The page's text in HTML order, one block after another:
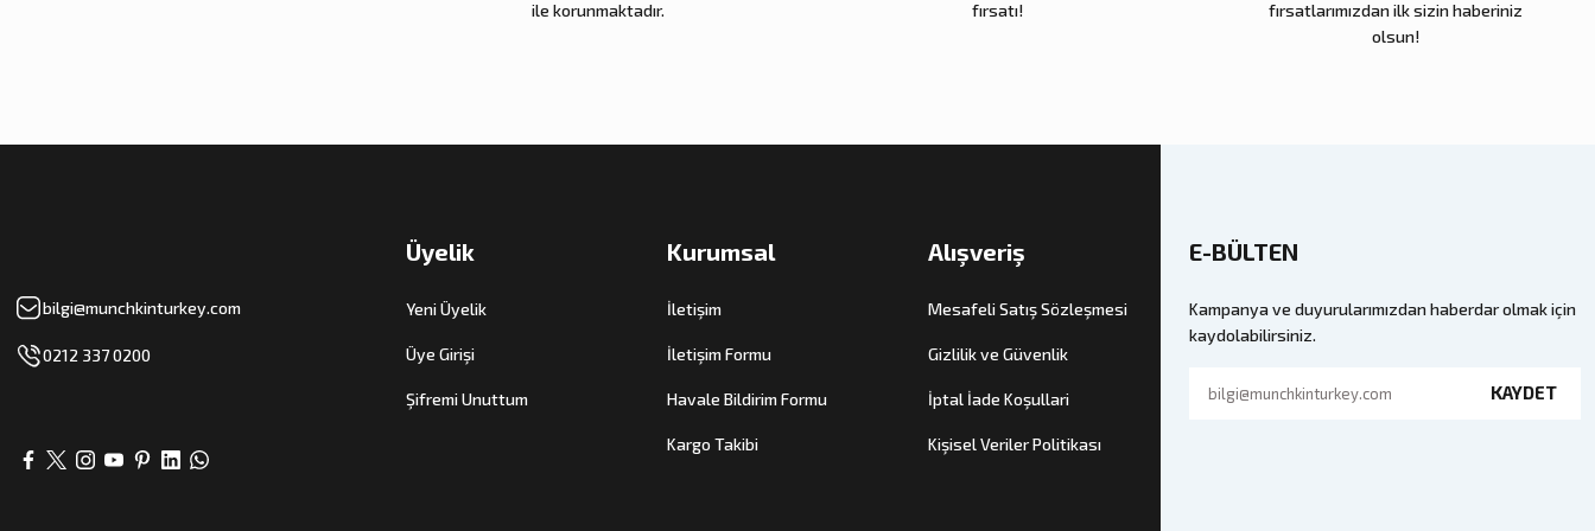
ile korunmaktadır.
fırsatı!
fırsatlarımızdan ilk sizin haberiniz
olsun!
bilgi@munchkinturkey.com
0212 337 0200
Üyelik
Yeni Üyelik
Üye Girişi
Şifremi Unuttum
Kurumsal
İletişim
İletişim Formu
Havale Bildirim Formu
Kargo Takibi
Alışveriş
Mesafeli Satış Sözleşmesi
Gizlilik ve Güvenlik
İptal İade Koşullari
Kişisel Veriler Politikası
E-BÜLTEN
Kampanya ve duyurularımızdan haberdar olmak için
kaydolabilirsiniz.
KAYDET